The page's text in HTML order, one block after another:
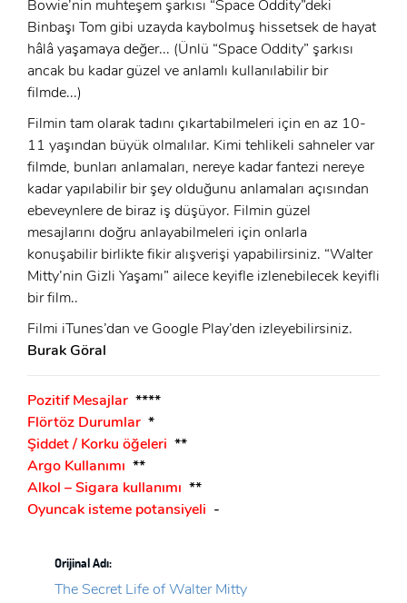
Bowie’nin muhteşem şarkısı “Space Oddity”deki
Binbaşı Tom gibi uzayda kaybolmuş hissetsek de hayat
hâlâ yaşamaya değer... (Ünlü “Space Oddity” şarkısı
ancak bu kadar güzel ve anlamlı kullanılabilir bir
filmde...)
Filmin tam olarak tadını çıkartabilmeleri için en az 10-
11 yaşından büyük olmalılar. Kimi tehlikeli sahneler var
filmde, bunları anlamaları, nereye kadar fantezi nereye
kadar yapılabilir bir şey olduğunu anlamaları açısından
ebeveynlere de biraz iş düşüyor. Filmin güzel
mesajlarını doğru anlayabilmeleri için onlarla
konuşabilir birlikte fikir alışverişi yapabilirsiniz. “Walter
Mitty’nin Gizli Yaşamı” ailece keyifle izlenebilecek keyifli
bir film..
Filmi iTunes’dan ve Google Play’den izleyebilirsiniz.
Burak Göral
Pozitif Mesajlar ****
Flörtöz Durumlar *
Şiddet / Korku öğeleri **
Argo Kullanımı **
Alkol – Sigara kullanımı **
Oyuncak isteme potansiyeli -
Orijinal Adı:
The Secret Life of Walter Mitty